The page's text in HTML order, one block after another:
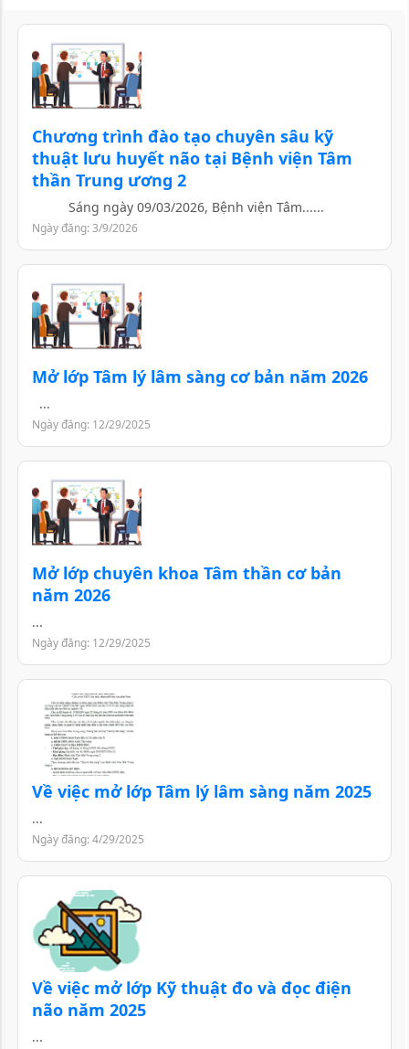
Chương trình đào tạo chuyên sâu kỹ
thuật lưu huyết não tại Bệnh viện Tâm
thần Trung ương 2
Sáng ngày 09/03/2026, Bệnh viện Tâm......
Ngày đăng: 3/9/2026
Mở lớp Tâm lý lâm sàng cơ bản năm 2026
...
Ngày đăng: 12/29/2025
Mở lớp chuyên khoa Tâm thần cơ bản
năm 2026
...
Ngày đăng: 12/29/2025
Về việc mở lớp Tâm lý lâm sàng năm 2025
...
Ngày đăng: 4/29/2025
Về việc mở lớp Kỹ thuật đo và đọc điện
não năm 2025
...